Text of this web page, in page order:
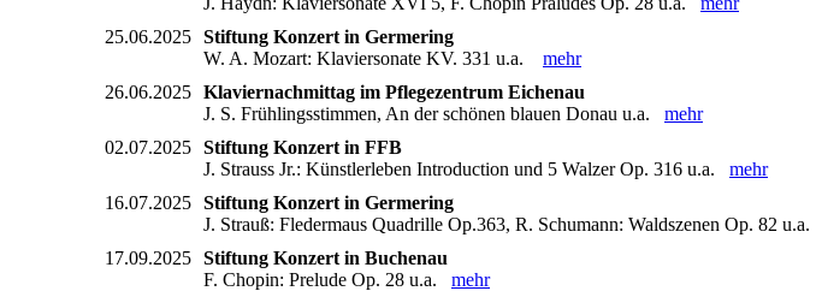
25.06.2025 Stiftung Konzert in Germering
W. A. Mozart: Klaviersonate KV. 331 u.a. mehr
26.06.2025 Klaviernachmittag im Pflegezentrum Eichenau
J. S. Frühlingsstimmen, An der schönen blauen Donau u.a. mehr
02.07.2025 Stiftung Konzert in FFB
J. Strauss Jr.: Künstlerleben Introduction und 5 Walzer Op. 316 u.a. mehr
16.07.2025 Stiftung Konzert in Germering
J. Strauß: Fledermaus Quadrille Op.363, R. Schumann: Waldszenen Op. 82 u.a.
17.09.2025 Stiftung Konzert in Buchenau
F. Chopin: Prelude Op. 28 u.a. mehr